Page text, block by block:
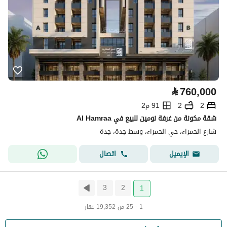
⃁760,000
2
2
91 م2
شقة مكونة من غرفة نومين للبيع في Al Hamraa
شارع الحمراء، حي الحمراء، وسط جدة، جدة
الإيميل
اتصال
1
2
3
1 - 25 من 19,352 عقار